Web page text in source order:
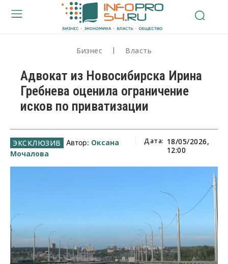
Бизнес Власть
Адвокат из Новосибирска Ирина
Гребнева оценила ограничение
исков по приватизации
Автор: Оксана
Мочалова
Дата: 18/05/2026,
12:00